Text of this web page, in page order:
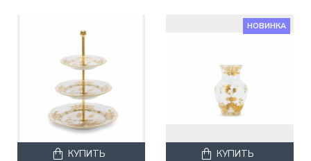
КУПИТЬ
НОВИНКА
КУПИТЬ